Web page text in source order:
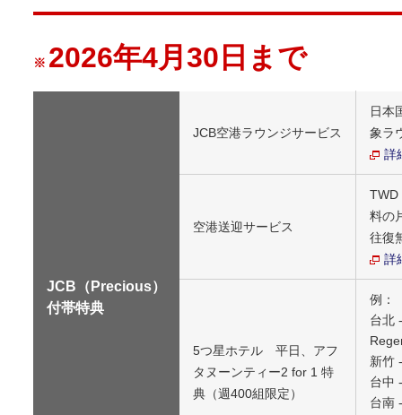
※ 2026年4月30日まで
JCB（Precious）
付帯特典
JCB空港ラウンジサービス
日本
象ラ
詳
空港送迎サービス
TWD
料の
往復
詳
5つ星ホテル 平日、アフ
タヌーンティー2 for 1 特
典（週400組限定）
例：
台北
新竹
台中
台南